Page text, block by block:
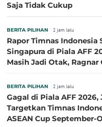
Saja Tidak Cukup
BERITA PILIHAN 2 jam lalu
Rapor Timnas Indonesia
Singapura di Piala AFF
Masih Jadi Otak,
BERITA PILIHAN 2 jam lalu
Gagal di Piala AFF
Targetkan Timnas
ASEAN Cup September-